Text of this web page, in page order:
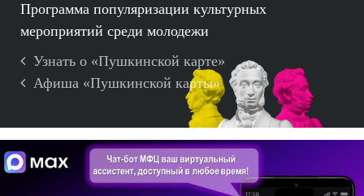
Программа популяризации культурных
мероприятий среди молодежи
Узнать о «Пушкинской карте»
Афиша «Пушкинской карты»